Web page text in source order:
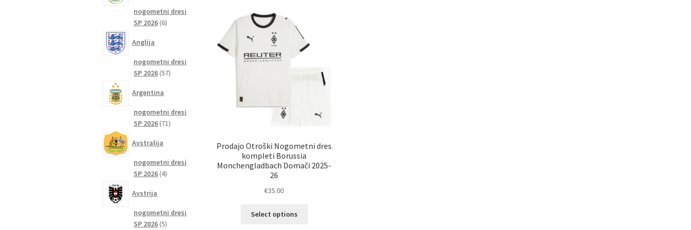
Prodajo Otroški Nogometni dres
kompleti Borussia
Monchengladbach Domači 2025-
26
€35.00
Select options
nogometni dresi
SP 2026 66
Anglija
nogometni dresi
SP 2026 5757
Argentina
nogometni dresi
SP 2026 7171
Avstralija
nogometni dresi
SP 2026 44
Avstrija
nogometni dresi
SP 2026 55